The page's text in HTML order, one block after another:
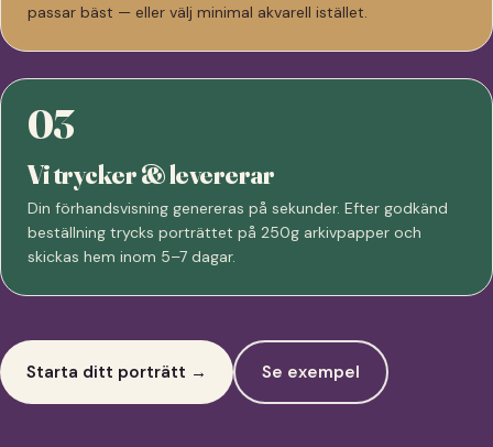
passar bäst — eller välj minimal akvarell istället.
03
Vi trycker & levererar
Din förhandsvisning genereras på sekunder. Efter godkänd
beställning trycks porträttet på 250g arkivpapper och
skickas hem inom 5–7 dagar.
Starta ditt porträtt → Se exempel